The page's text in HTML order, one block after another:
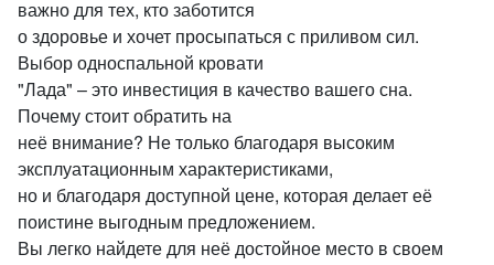
важно для тех, кто заботится
о здоровье и хочет просыпаться с приливом сил.
Выбор односпальной кровати
"Лада" – это инвестиция в качество вашего сна.
Почему стоит обратить на
неё внимание? Не только благодаря высоким
эксплуатационным характеристиками,
но и благодаря доступной цене, которая делает её
поистине выгодным предложением.
Вы легко найдете для неё достойное место в своем